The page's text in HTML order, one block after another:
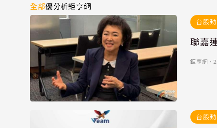
全部優分析鉅亨網
台股
聯嘉
鉅亨網 ．
台股